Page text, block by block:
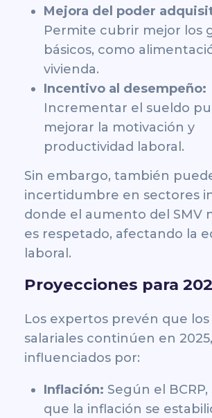
Mejora del poder
Permite cubrir mejor los
básicos, como
vivienda.
Incentivo al desempeño:
Incrementar el sueldo
mejorar la motivación y
productividad laboral.
Sin embargo, también
incertidumbre en sectores
donde el aumento del SMV
es respetado, afectando la
laboral.
Proyecciones para
Los expertos prevén que los
salariales continúen en 2025,
influenciados por:
Inflación: Según el
que la inflación se